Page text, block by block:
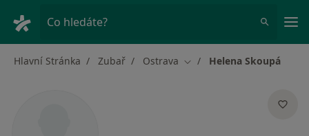
Co hledáte?
Hlavní Stránka Zubař Ostrava Změna města
Helena Skoupá